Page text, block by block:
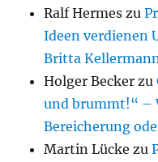
Ralf Hermes zu
Ideen verdienen
Britta
Holger Becker zu
und brummt!“ –
Bereicherung
Martin Lücke zu